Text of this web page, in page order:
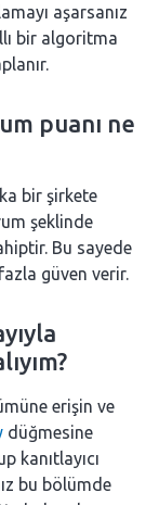
aşarsanız
bir algoritma
puanı ne
bir şirkete
şeklinde
Bu sayede
güven verir.
erişin ve
düğmesine
kanıtlayıcı
bu bölümde